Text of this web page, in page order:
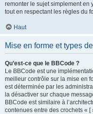
remonter le sujet simplement en
tout en respectant les règles du
Haut
Mise en forme et types
Qu’est-ce que le BBCode ?
Le BBCode est une
meilleur contrôle sur la mise en
est déterminée par les
la désactiver sur chaque
BBCode est similaire à
contenues entre des crochets «